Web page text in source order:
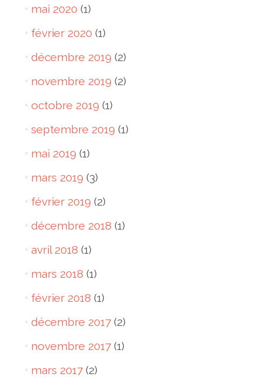
mai 2020 (1)
février 2020 (1)
décembre 2019 (2)
novembre 2019 (2)
octobre 2019 (1)
septembre 2019 (1)
mai 2019 (1)
mars 2019 (3)
février 2019 (2)
décembre 2018 (1)
avril 2018 (1)
mars 2018 (1)
février 2018 (1)
décembre 2017(2)
novembre 2017(1)
mars 2017(2)